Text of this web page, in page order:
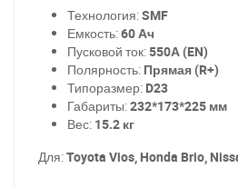
Технология:SMF
Емкость:60 Ач
Пусковой ток:550А (EN)
Полярность: Прямая (R+)
Типоразмер: D23
Габариты:232*173*225 мм
Вес: 15.2 кг
Для:Toyota Vios, Honda Brio,